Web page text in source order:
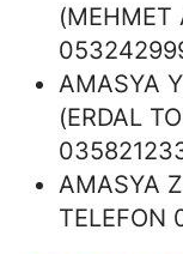
(MEHMET
AMASYA
(ERDAL
AMASYA
TELEFON